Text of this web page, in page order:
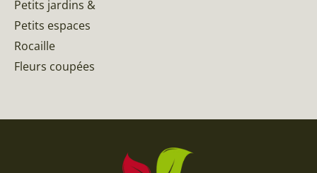
Petits jardins &
Petits espaces
Rocaille
Fleurs coupées